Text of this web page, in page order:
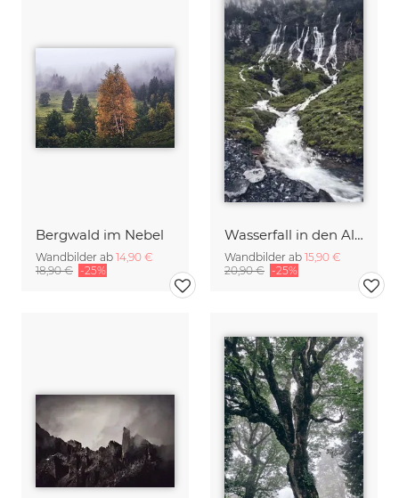
Bergwald im Nebel
Wandbilder ab 14,90 €
18,90 € -25%
Wasserfall in den Alpen
Wandbilder ab 15,90 €
20,90 € -25%